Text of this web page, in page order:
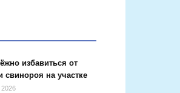
избавиться от
свинороя на участке
2026